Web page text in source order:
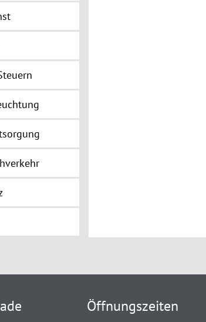
Öffnungszeiten